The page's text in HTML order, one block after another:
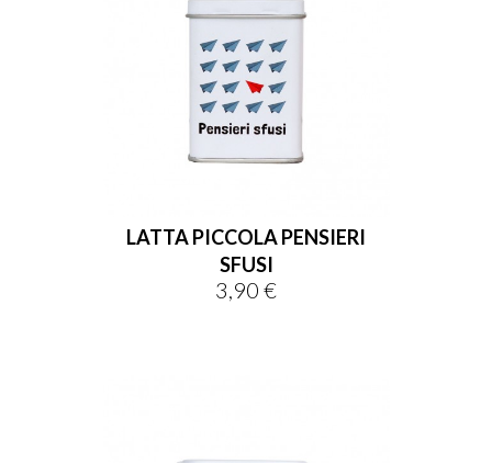
LATTA PICCOLA PENSIERI
SFUSI
Prezzo
3,90 €